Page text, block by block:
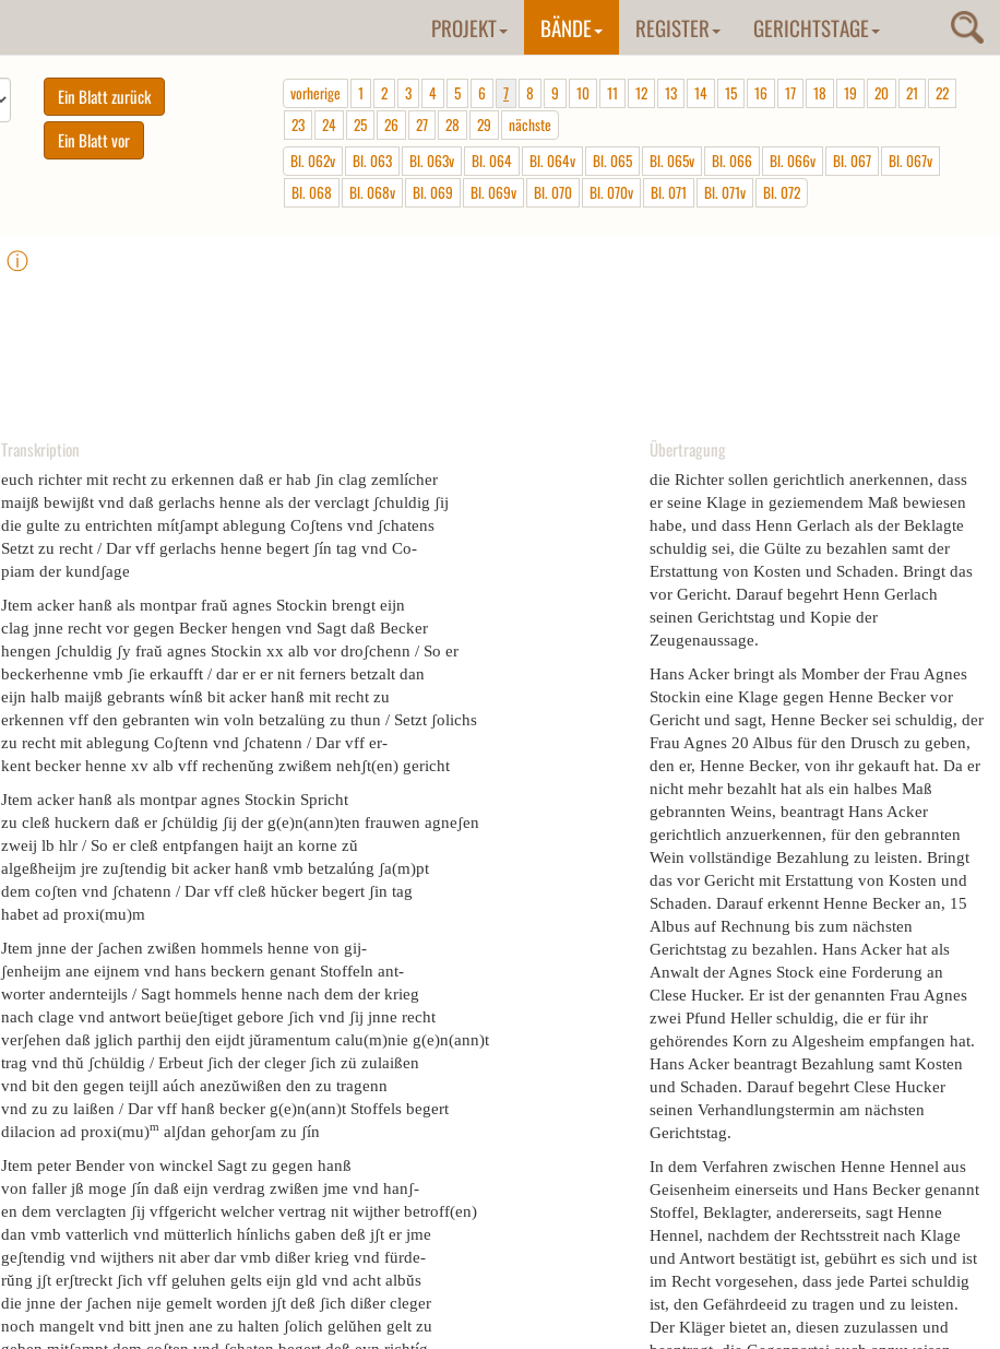
PROJEKT BÄNDE REGISTER GERICHTSTAGE
vorherige 1 2 3 4 5 6 7 8 9 10 11 12 13 14 15 16 17 18 19 20 21
22
23
24 25 26 27 28 29
nächste
Bl. 062v
Bl. 063 Bl. 063v Bl. 064 Bl. 064v Bl. 065 Bl. 065v Bl. 066 Bl. 066v Bl. 067
Bl. 067v
Bl. 068
Bl. 068v Bl. 069 Bl. 069v Bl. 070 Bl. 070v Bl. 071 Bl. 071v Bl. 072
ⓘ
Transkription
euch richter mit recht zu erkennen daß er hab ʃin clag zemlícher
maijß bewijßt vnd daß gerlachs henne als der verclagt ʃchuldig ʃij
die gulte zu entrichten mítʃampt ablegung Coʃtens vnd ʃchatens
Setzt zu recht / Dar vff gerlachs henne begert ʃín tag vnd Co-
piam der kundʃage
Jtem acker hanß als montpar fraŭ agnes Stockin brengt eijn
clag jnne recht vor gegen Becker hengen vnd Sagt daß Becker
hengen ʃchuldig ʃy fraŭ agnes Stockin xx alb vor droʃchenn / So er
beckerhenne vmb ʃie erkaufft / dar er er nit ferners betzalt dan
eijn halb maijß gebrants wínß bit acker hanß mit recht zu
erkennen vff den gebranten win voln betzalüng zu thun / Setzt ʃolichs
zu recht mit ablegung Coʃtenn vnd ʃchatenn / Dar vff er-
kent becker henne xv alb vff rechenŭng zwißem nehʃt(en) gericht
Jtem acker hanß als montpar agnes Stockin Spricht
zu cleß huckern daß er ʃchüldig ʃij der g(e)n(ann)ten frauwen agneʃen
zweij lb hlr / So er cleß entpfangen haijt an korne zŭ
algeßheijm jre zuʃtendig bit acker hanß vmb betzalúng ʃa(m)pt
dem coʃten vnd ʃchatenn / Dar vff cleß hŭcker begert ʃin tag
habet ad proxi(mu)m
Jtem jnne der ʃachen zwißen hommels henne von gij-
ʃenheijm ane eijnem vnd hans beckern genant Stoffeln ant-
worter andernteijls / Sagt hommels henne nach dem der krieg
nach clage vnd antwort beüeʃtiget gebore ʃich vnd ʃij jnne recht
verʃehen daß jglich parthij den eijdt jŭramentum calu(m)nie g(e)n(ann)t
trag vnd thŭ ʃchüldig / Erbeut ʃich der cleger ʃich zü zulaißen
vnd bit den gegen teijll aúch anezŭwißen den zu tragenn
vnd zu zu laißen / Dar vff hanß becker g(e)n(ann)t Stoffels begert
dilacion ad proxi(mu)m alʃdan gehorʃam zu ʃín
Jtem peter Bender von winckel Sagt zu gegen hanß
von faller jß moge ʃín daß eijn verdrag zwißen jme vnd hanʃ-
en dem verclagten ʃij vffgericht welcher vertrag nit wijther betroff(en)
dan vmb vatterlich vnd mütterlich hínlichs gaben deß jʃt er jme
geʃtendig vnd wijthers nit aber dar vmb dißer krieg vnd fürde-
rŭng jʃt erʃtreckt ʃich vff geluhen gelts eijn gld vnd acht albŭs
die jnne der ʃachen nije gemelt worden jʃt deß ʃich dißer cleger
noch mangelt vnd bitt jnen ane zu halten ʃolich gelŭhen gelt zu
Übertragung
die Richter sollen gerichtlich anerkennen, dass
er seine Klage in geziemendem Maß bewiesen
habe, und dass Henn Gerlach als der Beklagte
schuldig sei, die Gülte zu bezahlen samt der
Erstattung von Kosten und Schaden. Bringt das
vor Gericht. Darauf begehrt Henn Gerlach
seinen Gerichtstag und Kopie der
Zeugenaussage.
Hans Acker bringt als Momber der Frau Agnes
Stockin eine Klage gegen Henne Becker vor
Gericht und sagt, Henne Becker sei schuldig, der
Frau Agnes 20 Albus für den Drusch zu geben,
den er, Henne Becker, von ihr gekauft hat. Da er
nicht mehr bezahlt hat als ein halbes Maß
gebrannten Weins, beantragt Hans Acker
gerichtlich anzuerkennen, für den gebrannten
Wein vollständige Bezahlung zu leisten. Bringt
das vor Gericht mit Erstattung von Kosten und
Schaden. Darauf erkennt Henne Becker an, 15
Albus auf Rechnung bis zum nächsten
Gerichtstag zu bezahlen. Hans Acker hat als
Anwalt der Agnes Stock eine Forderung an
Clese Hucker. Er ist der genannten Frau Agnes
zwei Pfund Heller schuldig, die er für ihr
gehörendes Korn zu Algesheim empfangen hat.
Hans Acker beantragt Bezahlung samt Kosten
und Schaden. Darauf begehrt Clese Hucker
seinen Verhandlungstermin am nächsten
Gerichtstag.
In dem Verfahren zwischen Henne Hennel aus
Geisenheim einerseits und Hans Becker genannt
Stoffel, Beklagter, andererseits, sagt Henne
Hennel, nachdem der Rechtsstreit nach Klage
und Antwort bestätigt ist, gebührt es sich und ist
im Recht vorgesehen, dass jede Partei schuldig
ist, den Gefährdeeid zu tragen und zu leisten.
Der Kläger bietet an, diesen zuzulassen und